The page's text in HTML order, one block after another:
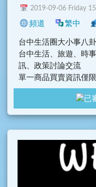
2019-09-06 Friday
頻道 繁中
台中生活圈大小事八
台中生活、旅遊、時
訊、政策討論交流
單一商品買賣資訊僅限
歡迎大家一起來討論